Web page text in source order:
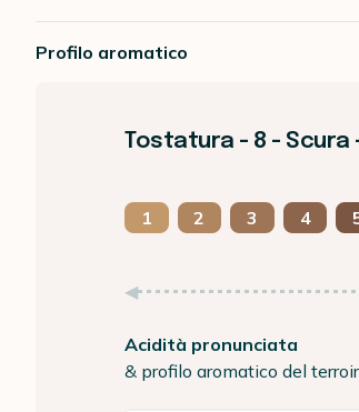
Profilo aromatico
Tostatura - 8 -
1 2 3 4
Acidità pronunciata
& profilo aromatico del terroir